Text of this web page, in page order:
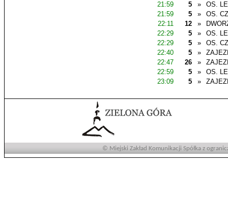
21:59
5 »
OS.
21:59
5 »
OS.
22:11
12 »
22:29
5 »
OS.
22:29
5 »
OS.
22:40
5 »
22:47
26 »
22:59
5 »
OS.
23:09
5 »
© Miejski Zakład Komunikacji Spółka z